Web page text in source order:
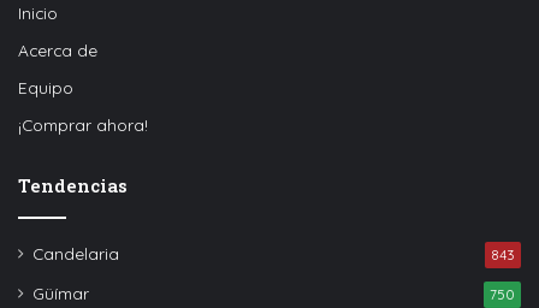
Inicio
Acerca de
Equipo
¡Comprar ahora!
Tendencias
Candelaria 843
Güímar 750